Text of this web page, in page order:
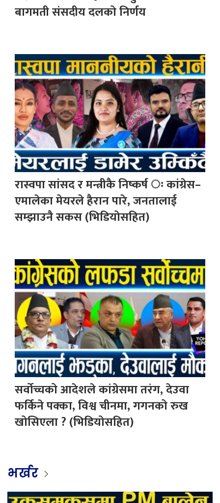
बागमती संसदीय दलको निर्णय
रास्वपा सांसद र मन्त्रीकै निष्कर्ष ः कांग्रेस–
एमालेका मेयरले हैरान पारे, जनतालाई
सम्झाउनै सकस (भिडियोसहित)
सर्वोच्चको आदेशले कांग्रेसमा तरंग, देउवा
फर्किने पक्का, विश्व चीनमा, गगनको रुख
खोसिएला ? (भिडियोसहित)
भर्खर